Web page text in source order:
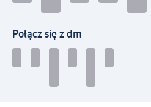
Połącz się z dm